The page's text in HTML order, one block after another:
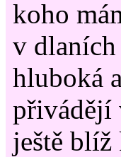
koho
v
hluboká
přivádějí
ještě